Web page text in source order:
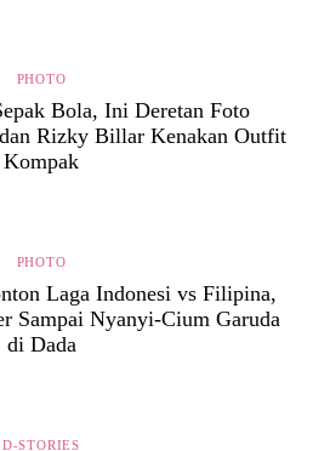
PHOTO
Bola, Ini Deretan Foto
Rizky Billar Kenakan Outfit
Kompak
PHOTO
Laga Indonesi vs Filipina,
Sampai Nyanyi-Cium Garuda
di Dada
D-STORIES